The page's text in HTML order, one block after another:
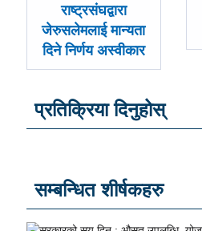
पछिल्लाे
-
राष्ट्रसंघद्वारा
जेरुसलेमलाई मान्यता
दिने निर्णय अस्वीकार
प्रतिक्रिया दिनुहोस्
सम्बन्धित शीर्षकहरु